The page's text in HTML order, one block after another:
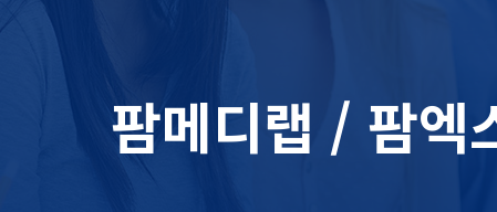
팜메디랩 / 팜엑